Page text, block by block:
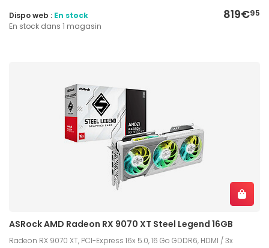
819€95
Dispo web : En stock
En stock dans 1 magasin
ASRock AMD Radeon RX 9070 XT Steel Legend 16GB
Radeon RX 9070 XT, PCI-Express 16x 5.0, 16 Go GDDR6, HDMI / 3x